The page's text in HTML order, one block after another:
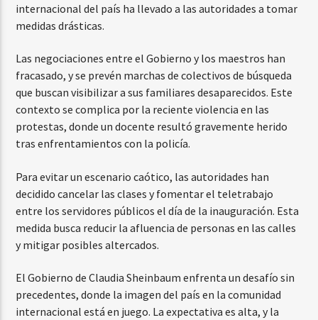
internacional del país ha llevado a las autoridades a tomar
medidas drásticas.
Las negociaciones entre el Gobierno y los maestros han
fracasado, y se prevén marchas de colectivos de búsqueda
que buscan visibilizar a sus familiares desaparecidos. Este
contexto se complica por la reciente violencia en las
protestas, donde un docente resultó gravemente herido
tras enfrentamientos con la policía.
Para evitar un escenario caótico, las autoridades han
decidido cancelar las clases y fomentar el teletrabajo
entre los servidores públicos el día de la inauguración. Esta
medida busca reducir la afluencia de personas en las calles
y mitigar posibles altercados.
El Gobierno de Claudia Sheinbaum enfrenta un desafío sin
precedentes, donde la imagen del país en la comunidad
internacional está en juego. La expectativa es alta, y la